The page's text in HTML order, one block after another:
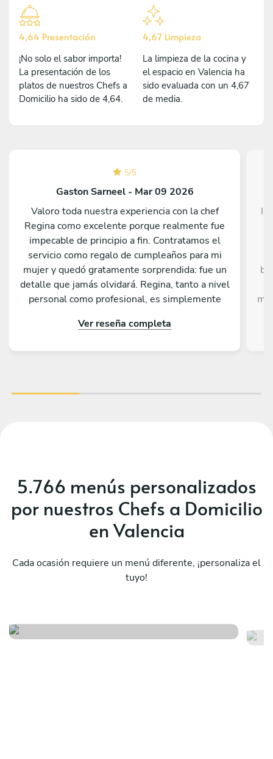
4,64 Presentación
¡No solo el sabor importa!
La presentación de los
platos de nuestros Chefs a
Domicilio ha sido de 4,64.
4,67 Limpieza
La limpieza de la cocina y
el espacio en Valencia ha
sido evaluada con un 4,67
de media.
5/5
Gaston Sarneel - Mar 09 2026
Valoro toda nuestra experiencia con la chef
Regina como excelente porque realmente fue
impecable de principio a fin. Contratamos el
servicio como regalo de cumpleaños para mi
mujer y quedó gratamente sorprendida: fue un
detalle que jamás olvidará. Regina, tanto a nivel
personal como profesional, es simplemente
duda. Además, cada plato que nos preparó fue
Ver reseña completa
I
5.766 menús personalizados
por nuestros Chefs a Domicilio
en Valencia
Cada ocasión requiere un menú diferente, ¡personaliza el
tuyo!